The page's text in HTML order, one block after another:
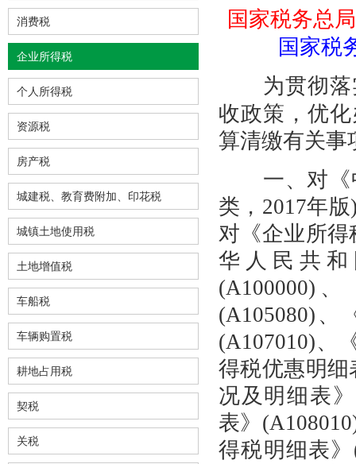
消费税
企业所得税
个人所得税
资源税
房产税
城建税、教育费附加、印花税
城镇土地使用税
土地增值税
车船税
车辆购置税
耕地占用税
契税
关税
国家税务总
国家税
为贯彻落
收政策，优
算清缴有关事
一、对《中
类，2017年
对《企业所得
华人民共
(A100000)
(A105080)
(A107010)、
得税优惠明细
况及明细表
表》
得税明细表